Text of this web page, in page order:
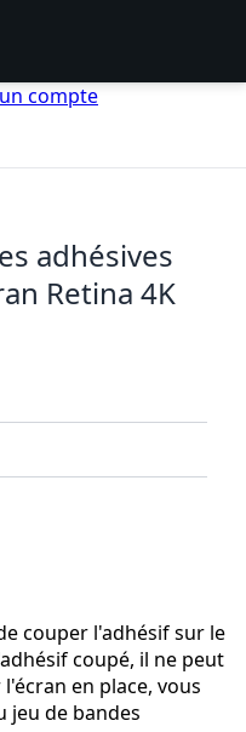
compte
adhésives
Retina 4K
couper l'adhésif sur le
coupé, il ne peut
en place, vous
jeu de bandes